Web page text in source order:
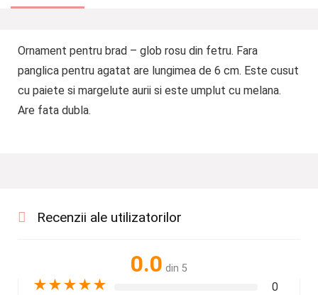
Ornament pentru brad – glob rosu din fetru. Fara
panglica pentru agatat are lungimea de 6 cm. Este cusut
cu paiete si margelute aurii si este umplut cu melana.
Are fata dubla.
Recenzii ale utilizatorilor
0.0 din 5
★★★★★ 0